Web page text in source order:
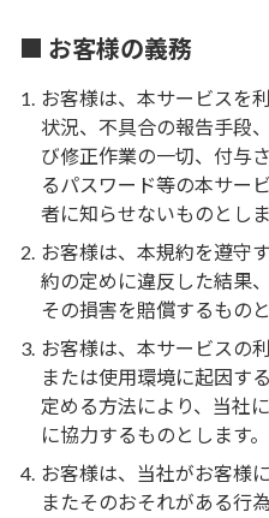
■ お客様の義務
お客様は、本サービスを
状況、不具合の報告手段
び修正作業の一切、付与
るパスワード等の本サー
者に知らせないものとしま
お客様は、本規約を遵守
約の定めに違反した結果
その損害を賠償するものと
お客様は、本サービスの
または使用環境に起因す
定める方法により、当社
に協力するものとします。
お客様は、当社がお客様
またそのおそれがある行